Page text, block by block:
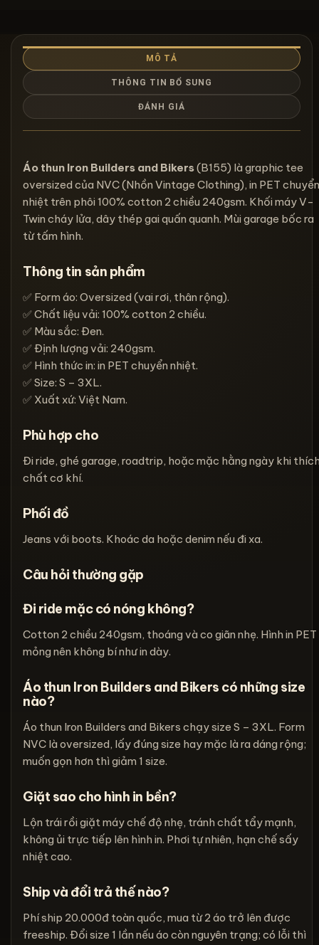
MÔ TẢ
THÔNG TIN BỔ SUNG
ĐÁNH GIÁ
Áo thun Iron Builders and Bikers(B155) là graphic tee
oversized của NVC (Nhồn Vintage Clothing), in PET chuyển
nhiệt trên phôi 100% cotton 2 chiều 240gsm. Khối máy V-
Twin cháy lửa, dây thép gai quấn quanh. Mùi garage bốc ra
từ tấm hình.
Thông tin sản phẩm
✅ Form áo: Oversized (vai rơi, thân rộng).
✅ Chất liệu vải: 100% cotton 2 chiều.
✅ Màu sắc: Đen.
✅ Định lượng vải: 240gsm.
✅ Hình thức in: in PET chuyển nhiệt.
✅ Size: S – 3XL.
✅ Xuất xứ: Việt Nam.
Phù hợp cho
Đi ride, ghé garage, roadtrip, hoặc mặc hằng ngày khi
chất cơ khí.
Phối đồ
Jeans với boots. Khoác da hoặc denim nếu đi xa.
Câu hỏi thường gặp
Đi ride mặc có nóng không?
Cotton 2 chiều 240gsm, thoáng và co giãn nhẹ. Hình in PET
mỏng nên không bí như in dày.
Áo thun Iron Builders and Bikers có những size
nào?
Áo thun Iron Builders and Bikers chạy size S – 3XL. Form
NVC là oversized, lấy đúng size hay mặc là ra dáng rộng;
muốn gọn hơn thì giảm 1 size.
Giặt sao cho hình in bền?
Lộn trái rồi giặt máy chế độ nhẹ, tránh chất tẩy mạnh,
không ủi trực tiếp lên hình in. Phơi tự nhiên, hạn chế sấy
nhiệt cao.
Ship và đổi trả thế nào?
Phí ship 20.000đ toàn quốc, mua từ 2 áo trở lên được
freeship. Đổi size 1 lần nếu áo còn nguyên trạng; có lỗi thì